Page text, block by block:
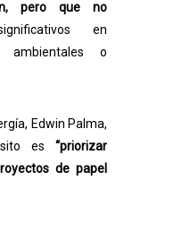
pero que no
en
ambientales o
Edwin Palma,
es “priorizar
de papel